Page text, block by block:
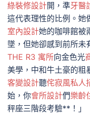
綠裝修設計開，準牙醫
這代表理性的比例。她
室內設計她的咖啡館被
墜，但她卻感到前所未
THE R3 寓所向金色光
美學，中和牛土豪的粗
客變設計聽侘寂風私人
始，你會所設計們樂齡
秤座三階段考驗**！」